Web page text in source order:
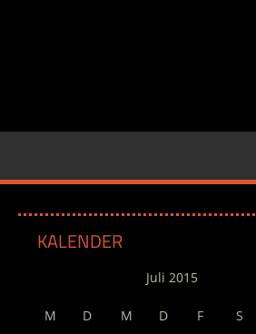
KALENDER
Juli 2015
M D M D F S